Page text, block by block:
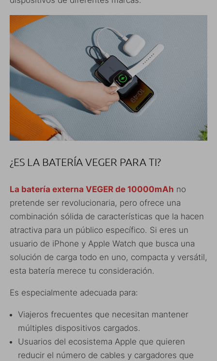
¿ES LA BATERÍA VEGER PARA TI?
La batería externa VEGER de 10000mAh no
pretende ser revolucionaria, pero ofrece una
combinación sólida de características que la hacen
atractiva para un público específico. Si eres un
usuario de iPhone y Apple Watch que busca una
solución de carga todo en uno, compacta y versátil,
esta batería merece tu consideración.
Es especialmente adecuada para:
Viajeros frecuentes que necesitan mantener
múltiples dispositivos cargados.
Usuarios del ecosistema Apple que quieren
reducir el número de cables y cargadores que